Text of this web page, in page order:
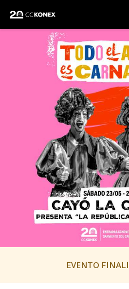
EVENTO